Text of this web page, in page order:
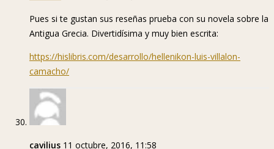
Pues si te gustan sus reseñas prueba con su novela sobre la
Antigua Grecia. Divertidísima y muy bien escrita:
https://hislibris.com/desarrollo/hellenikon-luis-villalon-
camacho/
cavilius 11 octubre, 2016, 11:58